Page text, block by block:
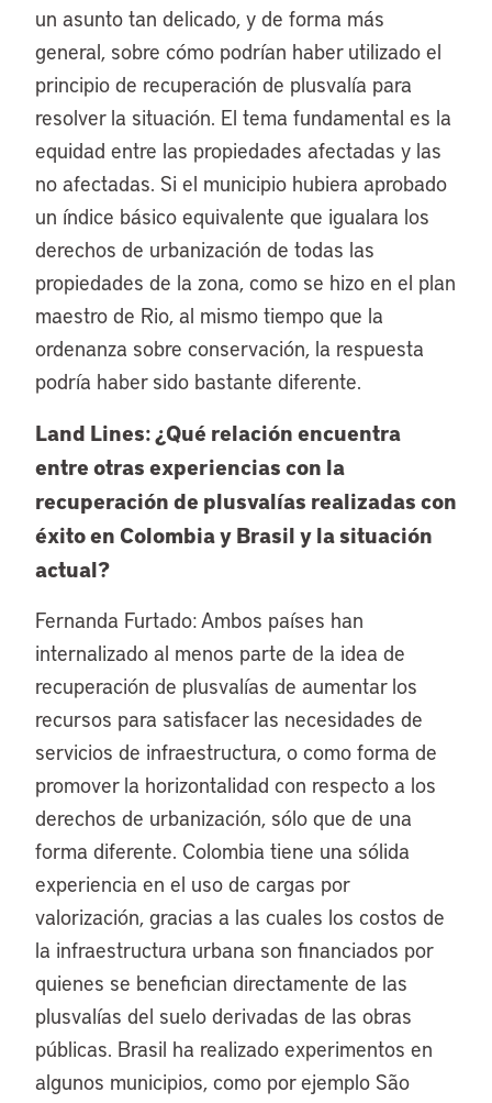
un asunto tan delicado, y de forma más
general, sobre cómo podrían haber utilizado el
principio de recuperación de plusvalía para
resolver la situación. El tema fundamental es la
equidad entre las propiedades afectadas y las
no afectadas. Si el municipio hubiera aprobado
un índice básico equivalente que igualara los
derechos de urbanización de todas las
propiedades de la zona, como se hizo en el plan
maestro de Rio, al mismo tiempo que la
ordenanza sobre conservación, la respuesta
podría haber sido bastante diferente.
Land Lines: ¿Qué relación encuentra
entre otras experiencias con la
recuperación de plusvalías realizadas con
éxito en Colombia y Brasil y la situación
actual?
Fernanda Furtado: Ambos países han
internalizado al menos parte de la idea de
recuperación de plusvalías de aumentar los
recursos para satisfacer las necesidades de
servicios de infraestructura, o como forma de
promover la horizontalidad con respecto a los
derechos de urbanización, sólo que de una
forma diferente. Colombia tiene una sólida
experiencia en el uso de cargas por
valorización, gracias a las cuales los costos de
la infraestructura urbana son financiados por
quienes se benefician directamente de las
plusvalías del suelo derivadas de las obras
públicas. Brasil ha realizado experimentos en
algunos municipios, como por ejemplo São